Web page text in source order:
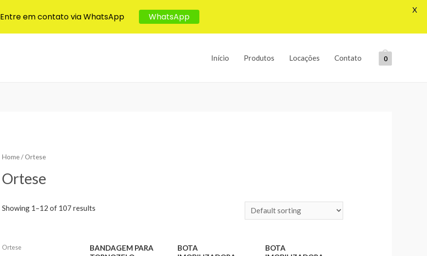
Início Produtos Locações Contato 0
Home/ Ortese
Ortese
Showing 1–12 of 107 results
Ortese
BANDAGEM PARA
BOTA
BOTA
Entre em contato via WhatsApp WhatsApp
X